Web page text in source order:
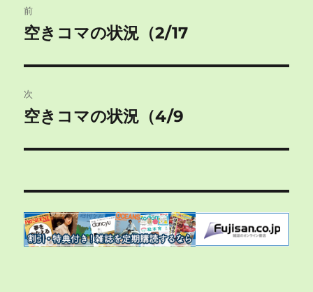
稿
ビ
ゲ
ー
ン
前
前
投
稿:
空きコマの状況（2/17
次
次
投
空きコマの状況（4/9